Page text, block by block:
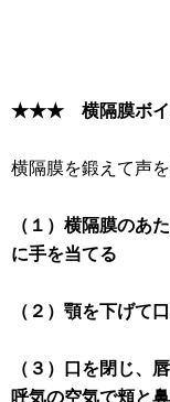
★★★ 横隔膜ボ
横隔膜を鍛えて声
（１）横隔膜のあ
に手を当てる
（２）顎を下げて
（３）口を閉じ、
呼気の空気で頬と